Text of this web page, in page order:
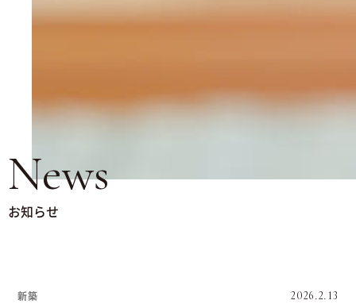
News
お知らせ
新築 2026.2.13